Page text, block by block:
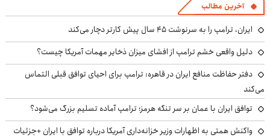
آخرین مطالب
ایران، ترامپ را به سرنوشت ۴۵ سال پیش کارتر دچار می‌کند
دلیل واقعی خشم ترامپ از افشای میزان ذخایر مهمات آمریکا چیست؟
دفتر حفاظت منافع ایران در قاهره: ترامپ برای احیای توافق قبلی التماس
می‌کند
توافق ایران با عمان بر سر تنگه هرمز؛ ترامپ آماده تسلیم بزرگ می‌شود؟
واکنش همتی به اظهارات وزیر خزانه‌داری آمریکا درباره توافق با ایران +جزئیات